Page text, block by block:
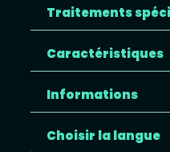
Traitements
Caractéristiques
Informations
Choisir la langue